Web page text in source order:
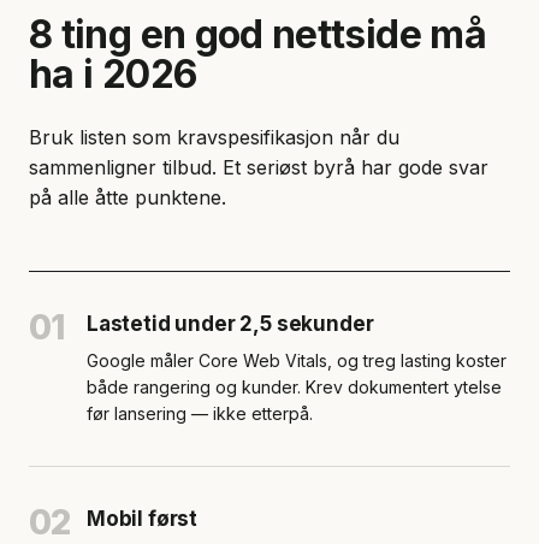
8 ting en god nettside må
ha i 2026
Bruk listen som kravspesifikasjon når du
sammenligner tilbud. Et seriøst byrå har gode svar
på alle åtte punktene.
01 Lastetid under 2,5 sekunder
Google måler Core Web Vitals, og treg lasting koster
både rangering og kunder. Krev dokumentert ytelse
før lansering — ikke etterpå.
02 Mobil først